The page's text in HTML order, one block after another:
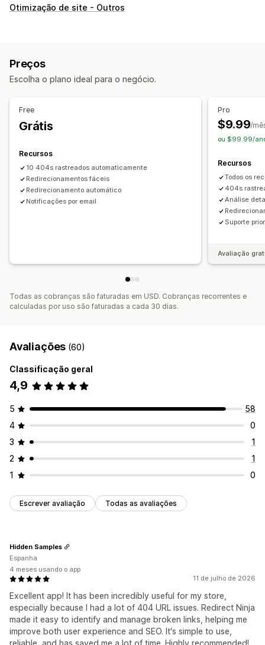
Ferramentas de SEO
Monitoramento de desempenho
Análise de links
Otimização de site - Outros
Preços
Escolha o plano ideal para o negócio.
Free
Grátis
Recursos
10 404s rastreados automaticamente
Redirecionamentos fáceis
Redirecionamento automático
Notificações por email
Pro
$9.99/
ou $99.99/
Recursos
Todos os
404s
Análise
Suporte
Avaliação
Todas as cobranças são faturadas em USD. Cobranças recorrentes e
calculadas por uso são faturadas a cada 30 dias.
Avaliações (60)
Classificação geral
4,9
5
58
4
0
3
1
2
1
1
0
Escrever avaliação Todas as avaliações
11 de julho de 2026
Excellent app! It has been incredibly useful for my store,
especially because I had a lot of 404 URL issues. Redirect Ninja
made it easy to identify and manage broken links, helping me
improve both user experience and SEO. It's simple to use,
Hidden Samples
Espanha
4 meses usando o app